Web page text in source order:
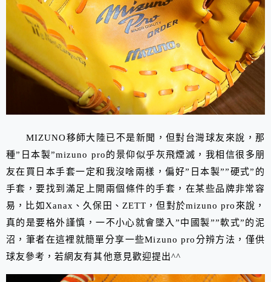
MIZUNO移師大陸已不是新聞，但對台灣球友來說，那
種”日本製”mizuno pro的景仰似乎灰飛煙滅，我相信很多朋
友在買日本手套一定和我沒啥兩樣，偏好”日本製””硬式”的
手套，要找到滿足上開兩個條件的手套，在某些品牌非常容
易，比如Xanax、久保田、ZETT，但對於mizuno pro來說，
真的是要格外謹慎，一不小心就會墜入”中國製””軟式”的泥
沼，筆者在這裡就簡單分享一些Mizuno pro分辨方法，僅供
球友參考，若網友有其他意見歡迎提出^^